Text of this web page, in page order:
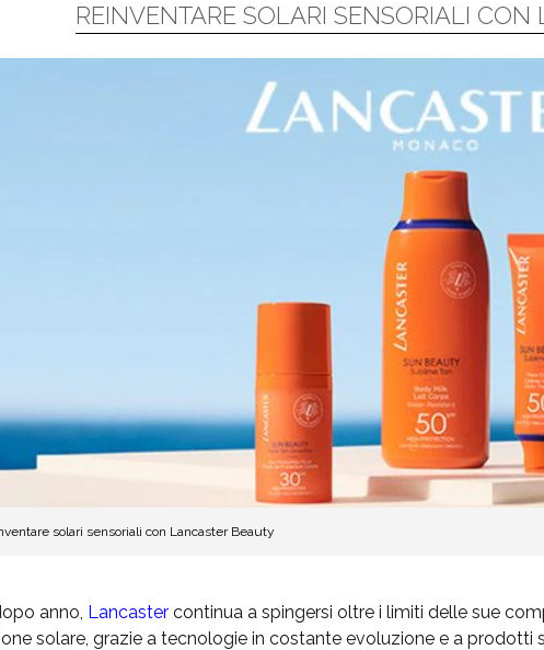
REINVENTARE SOLARI SENSORIALI
solari sensoriali con Lancaster Beauty
anno, Lancaster continua a spingersi oltre i limiti delle sue
solare, grazie a tecnologie in costante evoluzione e a prodotti